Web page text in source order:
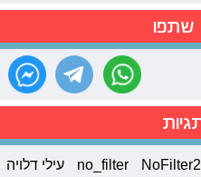
שתפו
NoFilter2
no_filter עילי דלויה